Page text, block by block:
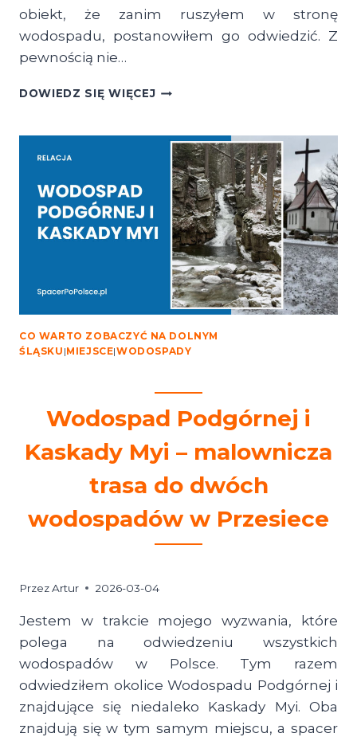
obiekt, że zanim ruszyłem w stronę
wodospadu, postanowiłem go odwiedzić. Z
pewnością nie…
DOWIEDZ SIĘ WIĘCEJWALOŃSKI
POMNIK
PRZYRODY
GRUPA
SKALNA
CO WARTO ZOBACZYĆ NA DOLNYM
ŚLĄSKU |MIEJSCE|WODOSPADY
Wodospad Podgórnej i
Kaskady Myi – malownicza
trasa do dwóch
wodospadów w Przesiece
PrzezArtur 2026-03-04
Jestem w trakcie mojego wyzwania, które
polega na odwiedzeniu wszystkich
wodospadów w Polsce. Tym razem
odwiedziłem okolice Wodospadu Podgórnej i
znajdujące się niedaleko Kaskady Myi. Oba
znajdują się w tym samym miejscu, a spacer